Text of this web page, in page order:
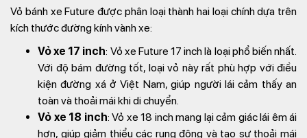
Vỏ bánh xe Future được phân loại thành hai loại chính dựa trên
kích thước đường kính vành xe:
Vỏ xe 17 inch: Vỏ xe Future 17 inch là loại phổ biến nhất.
Với độ bám đường tốt, loại vỏ này rất phù hợp với điều
kiện đường xá ở Việt Nam, giúp người lái cảm thấy an
toàn và thoải mái khi di chuyển.
Vỏ xe 18 inch: Vỏ xe 18 inch mang lại cảm giác lái êm ái
hơn, giúp giảm thiểu các rung động và tạo sự thoải mái